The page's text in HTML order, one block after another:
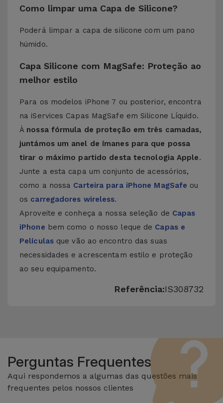
Como limpar uma Capa de Silicone?
Poderá limpar a capa de silicone com um pano
húmido.
Capa Silicone com MagSafe: Proteção ao
melhor estilo
Para os modelos iPhone 7 ou posterior, encontra
na iServices Capas MagSafe em Silicone Líquido.
À nossa fórmula de proteção em três camadas,
juntámos um anel de ímanes para que possa
tirar o máximo partido desta tecnologia Apple.
Junte a esta capa um conjunto de acessórios,
como a nossa Carteira para iPhone MagSafe ou
os carregadores wireless.
Aproveite e conheça a nossa seleção de Capas
iPhone bem como o nosso leque de Capas e
Películasque vão ao encontro das suas
necessidades e acrescentam estilo e proteção
ao seu equipamento.
Referência:IS308732
Perguntas Frequentes
Aqui respondemos a algumas das questões mais
frequentes pelos nossos clientes